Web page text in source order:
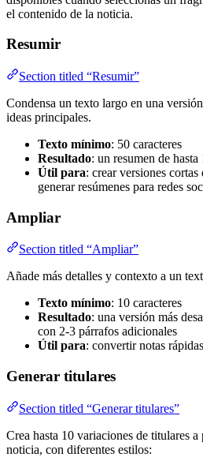
el contenido de la noticia.
Resumir
Section titled “Resumir”
Condensa un texto largo en una
ideas principales.
Texto mínimo: 50 caracteres
Resultado: un resumen de
Útil para: crear versiones
generar resúmenes para redes
Ampliar
Section titled “Ampliar”
Añade más detalles y contexto a un
Texto mínimo: 10 caracteres
Resultado: una versión más
con 2-3 párrafos adicionales
Útil para: convertir notas
Generar titulares
Section titled “Generar titulares”
Crea hasta 10 variaciones de titulares
noticia, con diferentes estilos: